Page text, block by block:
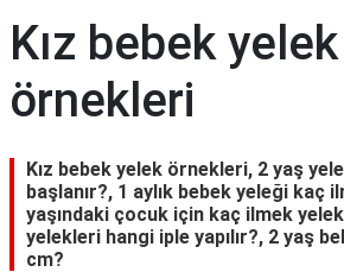
Kız bebek yelek
örnekleri
Kız bebek yelek örnekleri, 2 yaş
başlanır?, 1 aylık bebek yeleği kaç
yaşındaki çocuk için kaç ilmek
yelekleri hangi iple yapılır?, 2 yaş
cm?